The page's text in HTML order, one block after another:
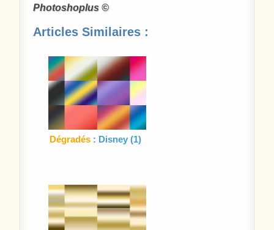
Photoshoplus ©
Articles Similaires :
Dégradés : Disney (1)